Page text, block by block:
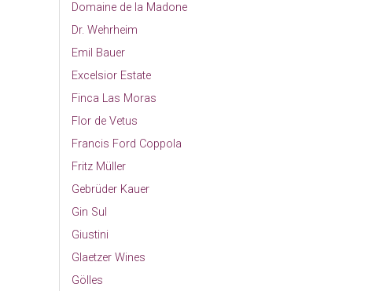
Domaine de la Madone
Dr. Wehrheim
Emil Bauer
Excelsior Estate
Finca Las Moras
Flor de Vetus
Francis Ford Coppola
Fritz Müller
Gebrüder Kauer
Gin Sul
Giustini
Glaetzer Wines
Gölles